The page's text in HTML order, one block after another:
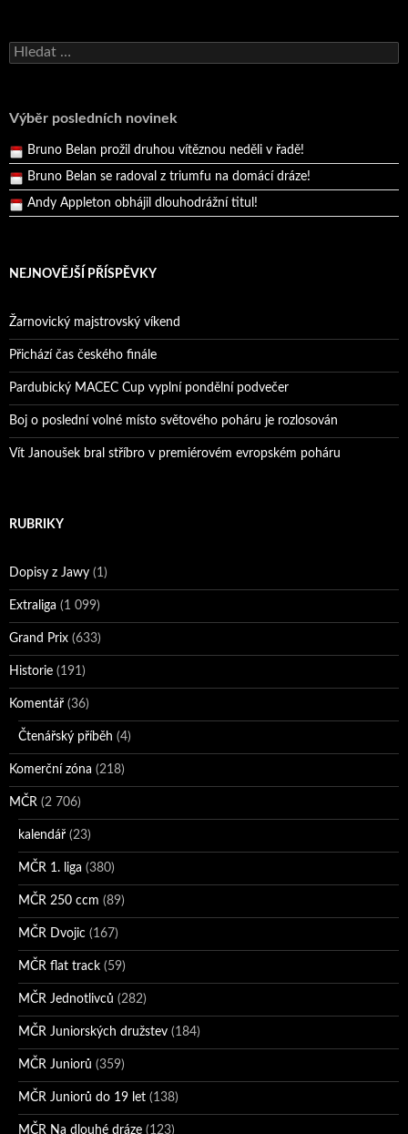
Vyhledávání
Výběr posledních novinek
Andy Appleton obhájil dlouhodrážní titul!
Bruno Belan prožil druhou vítěznou neděli v řadě!
Bruno Belan se radoval z triumfu na domácí dráze!
Andy Appleton obhájil dlouhodrážní titul!
Reprezentační dvojice brala český titul!
NEJNOVĚJŠÍ PŘÍSPĚVKY
Žarnovický majstrovský víkend
Přichází čas českého finále
Pardubický MACEC Cup vyplní pondělní podvečer
Boj o poslední volné místo světového poháru je rozlosován
Vít Janoušek bral stříbro v premiérovém evropském poháru
RUBRIKY
Dopisy z Jawy (1)
Extraliga (1 099)
Grand Prix (633)
Historie (191)
Komentář (36)
Čtenářský příběh (4)
Komerční zóna (218)
MČR (2 706)
kalendář (23)
MČR 1. liga (380)
MČR 250 ccm (89)
MČR Dvojic (167)
MČR flat track (59)
MČR Jednotlivců (282)
MČR Juniorských družstev (184)
MČR Juniorů (359)
MČR Juniorů do 19 let (138)
MČR Na dlouhé dráze (123)